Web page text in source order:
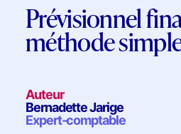
Prévisionnel
méthode
Auteur
Bernadette Jarige
Expert-comptable